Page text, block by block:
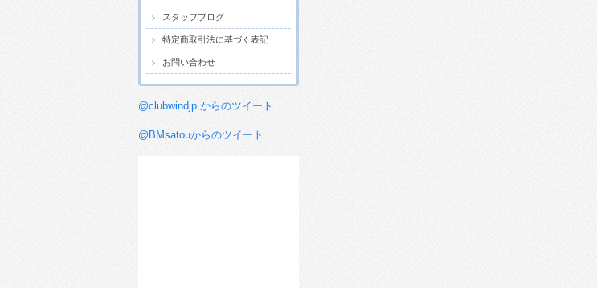
スタッフブログ
特定商取引法に基づく表記
お問い合わせ
@clubwindjp からのツイート
@BMsatouからのツイート